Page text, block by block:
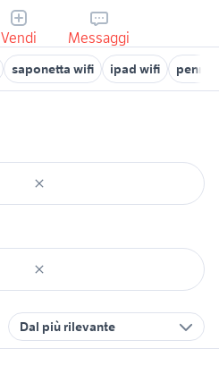
Vendi Messaggi
saponetta wifi ipad wifi
Dal più rilevante